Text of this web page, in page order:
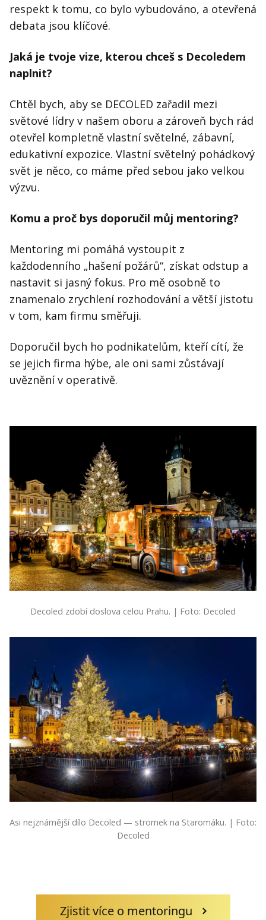
respekt k tomu, co bylo vybudováno, a otevřená
debata jsou klíčové.
Jaká je tvoje vize, kterou chceš s Decoledem
naplnit?
Chtěl bych, aby se DECOLED zařadil mezi
světové lídry v našem oboru a zároveň bych rád
otevřel kompletně vlastní světelné, zábavní,
edukativní expozice. Vlastní světelný pohádkový
svět je něco, co máme před sebou jako velkou
výzvu.
Komu a proč bys doporučil můj mentoring?
Mentoring mi pomáhá vystoupit z
každodenního „hašení požárů“, získat odstup a
nastavit si jasný fokus. Pro mě osobně to
znamenalo zrychlení rozhodování a větší jistotu
v tom, kam firmu směřuji.
Doporučil bych ho podnikatelům, kteří cítí, že
se jejich firma hýbe, ale oni sami zůstávají
uvěznění v operativě.
Decoled zdobí doslova celou Prahu. | Foto: Decoled
Asi nejznámější dílo Decoled — stromek na Staromáku. | Foto:
Decoled
Zjistit více o mentoringu